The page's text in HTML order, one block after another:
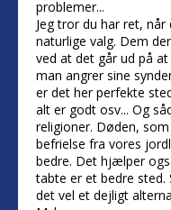
problemer...
Jeg tror du har ret,
naturlige valg. Dem
ved at det går ud på
man angrer sine
er det her perfekte
alt er godt osv... Og
religioner. Døden,
befrielse fra vores
bedre. Det hjælper
tabte er et bedre sted.
det vel et dejligt